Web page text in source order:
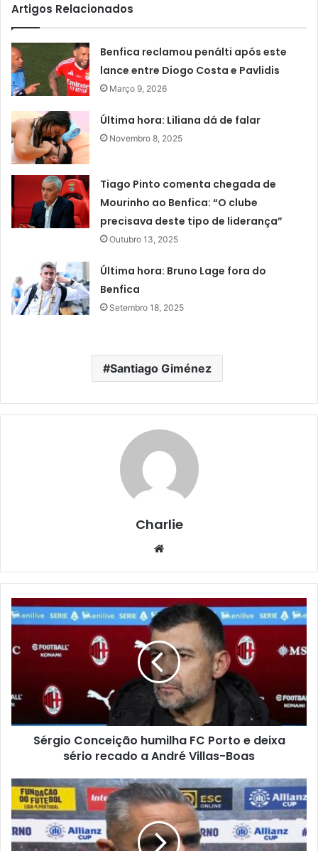
Artigos Relacionados
Benfica reclamou penálti após este
lance entre Diogo Costa e Pavlidis
Março 9, 2026
Última hora: Liliana dá de falar
Novembro 8, 2025
Tiago Pinto comenta chegada de
Mourinho ao Benfica: “O clube
precisava deste tipo de liderança”
Outubro 13, 2025
Última hora: Bruno Lage fora do
Benfica
Setembro 18, 2025
Santiago Giménez
Charlie
Website
Sérgio Conceição humilha FC Porto e deixa
sério recado a André Villas-Boas